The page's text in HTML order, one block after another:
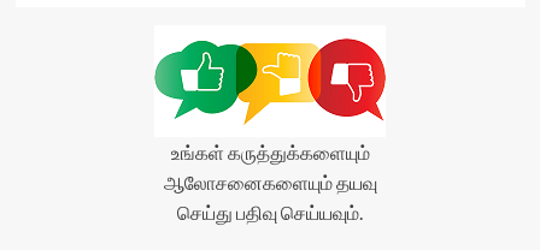
உங்கள் கருத்துக்களையும்
ஆலோசனைகளையும் தயவு
செய்து பதிவு செய்யவும்.